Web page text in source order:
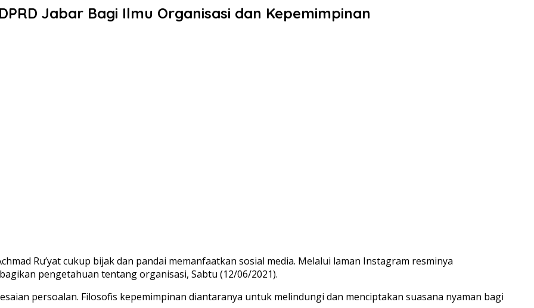
Jabar Bagi Ilmu Organisasi dan Kepemimpinan
Ru’yat cukup bijak dan pandai memanfaatkan sosial media. Melalui laman Instagram resminya
pengetahuan tentang organisasi, Sabtu (12/06/2021).
persoalan. Filosofis kepemimpinan diantaranya untuk melindungi dan menciptakan suasana nyaman bagi